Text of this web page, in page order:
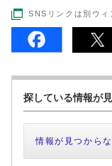
SNSリンクは別ウィ
探している情報が
情報が見つから